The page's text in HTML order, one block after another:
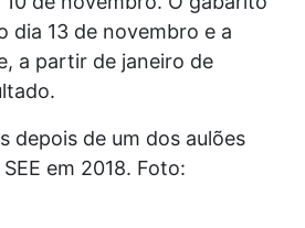
dia 13 de novembro e a
a partir de janeiro de